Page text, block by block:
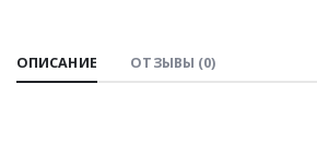
ОПИСАНИЕ ОТЗЫВЫ (0)